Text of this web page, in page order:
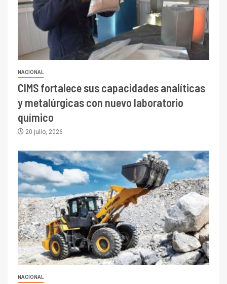
NACIONAL
CIMS fortalece sus capacidades analíticas
y metalúrgicas con nuevo laboratorio
químico
20 julio, 2026
NACIONAL
3 I+D
PIB minero impacta el
crecimiento regional: Banco
Central reporta resultados
dispares en el primer
trimestre
4 I+D
Informe bimensual de